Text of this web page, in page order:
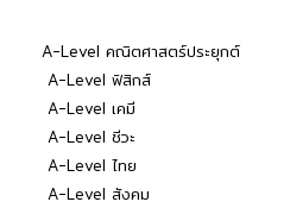
A-Level คณิตศาสตร์ประยุกต์
A-Level ฟิสิกส์
A-Level เคมี
A-Level ชีวะ
A-Level ไทย
A-Level สังคม